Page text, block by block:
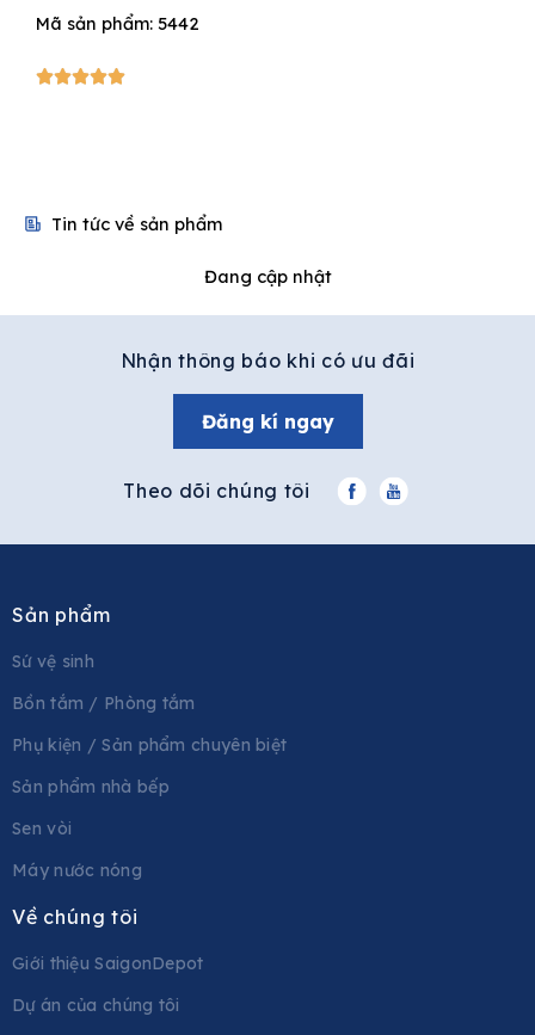
Mã sản phẩm: 5442
5/5
Tin tức về sản phẩm
Đang cập nhật
Nhận thông báo khi có ưu đãi
Đăng kí ngay
Theo dõi chúng tôi
Sản phẩm
Sứ vệ sinh
Bồn tắm / Phòng tắm
Phụ kiện / Sản phẩm chuyên biệt
Sản phẩm nhà bếp
Sen vòi
Máy nước nóng
Về chúng tôi
Giới thiệu SaigonDepot
Dự án của chúng tôi